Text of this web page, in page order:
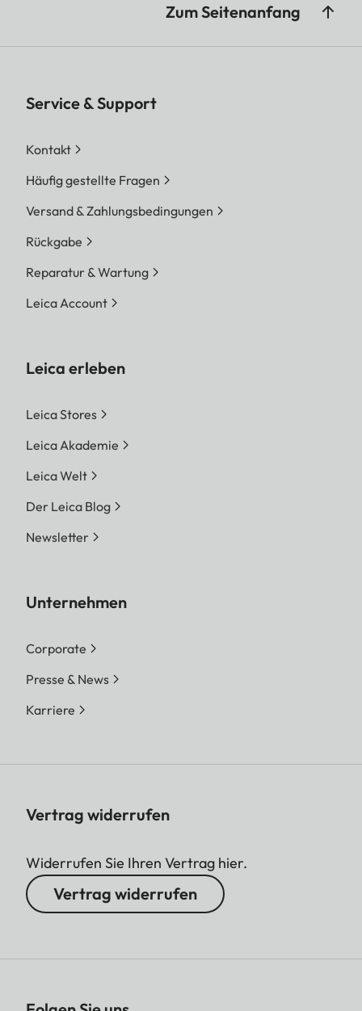
Zum Seitenanfang
Service & Support
Kontakt
Häufig gestellte Fragen
Versand & Zahlungsbedingungen
Rückgabe
Reparatur & Wartung
Leica Account
Leica erleben
Leica Stores
Leica Akademie
Leica Welt
Der Leica Blog
Newsletter
Unternehmen
Corporate
Presse & News
Karriere
Vertrag widerrufen
Widerrufen Sie Ihren Vertrag hier.
Vertrag widerrufen